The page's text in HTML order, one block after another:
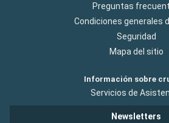
Preguntas
Condiciones generales
Seguridad
Mapa del sitio
Información sobre
Servicios de
Newsletters